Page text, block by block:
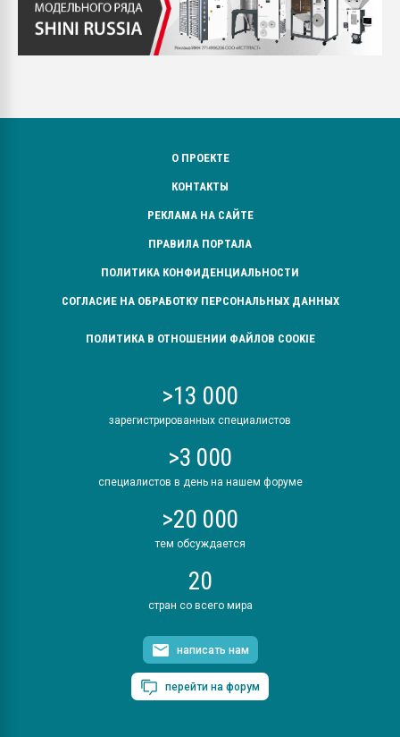
О ПРОЕКТЕ
КОНТАКТЫ
РЕКЛАМА НА САЙТЕ
ПРАВИЛА ПОРТАЛА
ПОЛИТИКА КОНФИДЕНЦИАЛЬНОСТИ
СОГЛАСИЕ НА ОБРАБОТКУ ПЕРСОНАЛЬНЫХ ДАННЫХ
ПОЛИТИКА В ОТНОШЕНИИ ФАЙЛОВ COOKIE
>13 000
зарегистрированных специалистов
>3 000
специалистов в день на нашем форуме
>20 000
тем обсуждается
20
стран со всего мира
написать нам
перейти на форум